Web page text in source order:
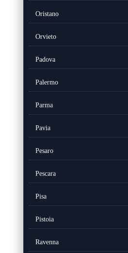
Oristano
Orvieto
Padova
Palermo
Parma
Pavia
Pesaro
Pescara
Pisa
Pistoia
Ravenna